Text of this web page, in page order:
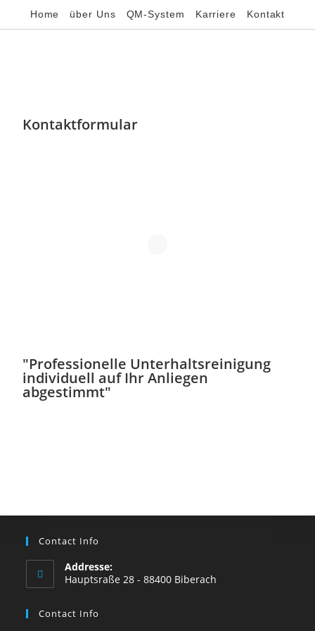
Home über Uns QM-System Karriere Kontakt
Kontaktformular
"Professionelle Unterhaltsreinigung
individuell auf Ihr Anliegen
abgestimmt"
Contact Info
Addresse:
Hauptsraße 28 - 88400 Biberach
Contact Info